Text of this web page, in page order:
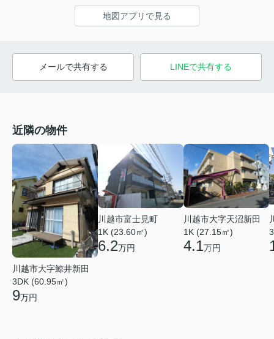
地図アプリで見る
メールで共有する LINEで共有する
近隣の物件
川越市大字鯨井新田
3DK (60.95㎡)
9万円
川越市富士見町
1K (23.60㎡)
6.2万円
川越市大字天沼新田
1K (27.15㎡)
4.1万円